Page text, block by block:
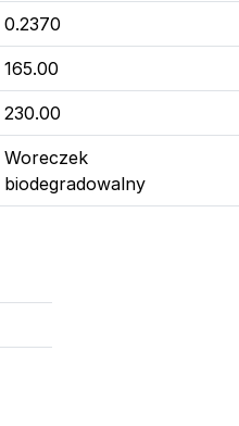
0.2370
165.00
230.00
Woreczek
biodegradowalny